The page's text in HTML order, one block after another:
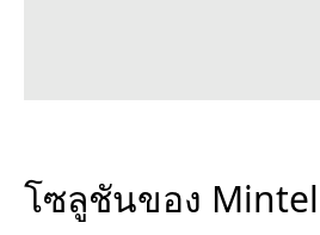
โซลูชันของ Mintel
ออนดีมานด์
พร้อมใช้งานเมื่อคุณต้องการ
ที่ปรึกษา